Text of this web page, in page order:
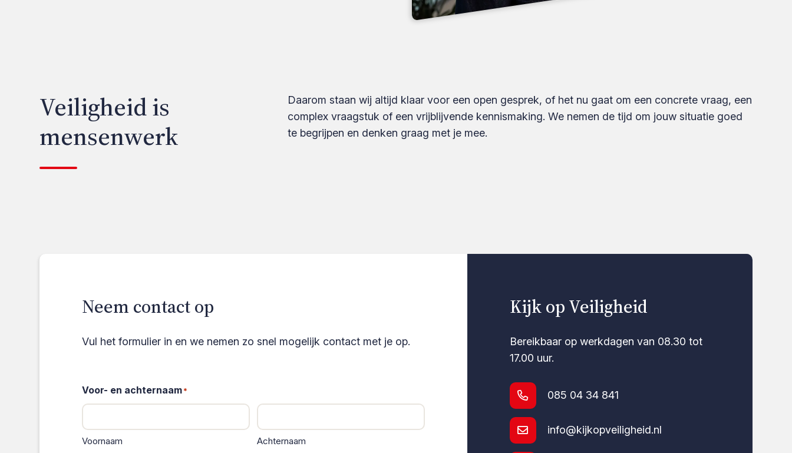
Veiligheid is
mensenwerk
Daarom staan wij altijd klaar voor een open gesprek, of het nu gaat om een concrete vraag, een
complex vraagstuk of een vrijblijvende kennismaking. We nemen de tijd om jouw situatie goed
te begrijpen en denken graag met je mee.
Neem contact op
Vul het formulier in en we nemen zo snel mogelijk contact met je op.
Voor- en achternaam*
Voornaam Achternaam
Kijk op Veiligheid
Bereikbaar op werkdagen van 08.30 tot
17.00 uur.
085 04 34 841
info@kijkopveiligheid.nl